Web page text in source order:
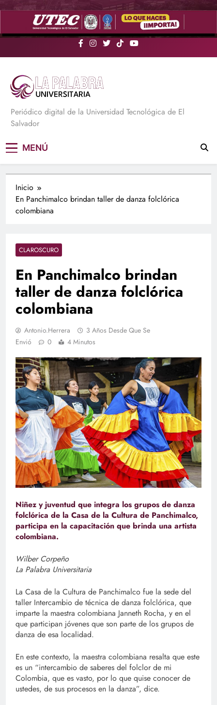
Saltar
La Palabra Universitaria
Periódico digital de la Universidad Tecnológica de El
Salvador
MENÚ
Inicio
En Panchimalco brindan taller de danza folclórica
colombiana
CLAROSCURO
En Panchimalco brindan
taller de danza folclórica
colombiana
Antonio.herrera
3 Años Desde Que Se
Envió
0 4 Minutos
Niñez y juventud que integra los grupos de danza
folclórica de la Casa de la Cultura de Panchimalco,
participa en la capacitación que brinda una artista
colombiana.
Wilber Corpeño
La Palabra Universitaria
La Casa de la Cultura de Panchimalco fue la sede del
taller Intercambio de técnica de danza folclórica, que
imparte la maestra colombiana Janneth Rocha, y en el
que participan jóvenes que son parte de los grupos de
danza de esa localidad.
En este contexto, la maestra colombiana resalta que este
es un “intercambio de saberes del folclor de mi
Colombia, que es vasto, por lo que quise conocer de
ustedes, de sus procesos en la danza”, dice.